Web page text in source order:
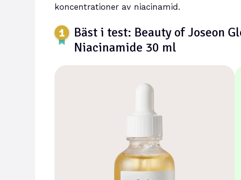
koncentrationer av niacinamid.
Bäst i test: Beauty of Joseon
Niacinamide 30 ml